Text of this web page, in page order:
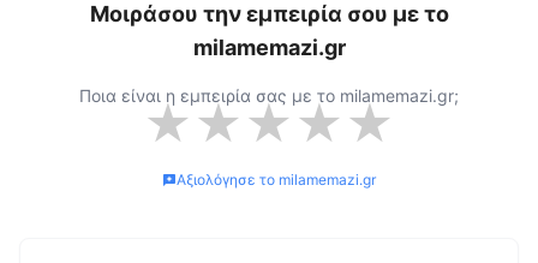
Μοιράσου την εμπειρία σου με το
milamemazi.gr
Ποια είναι η εμπειρία σας με το milamemazi.gr;
★★★★★
Αξιολόγησε το milamemazi.gr